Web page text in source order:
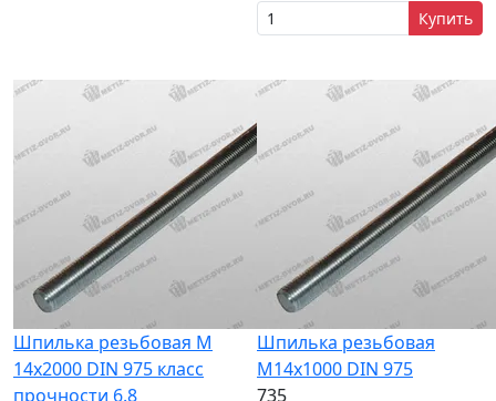
Купить
Шпилька резьбовая М
14x2000 DIN 975 класс
прочности 6.8
Шпилька резьбовая
M14x1000 DIN 975
735